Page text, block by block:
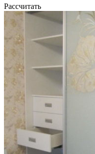
Рассчитать